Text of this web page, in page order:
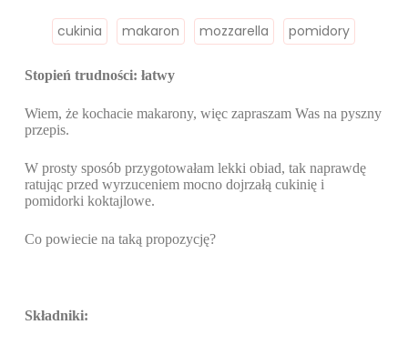
cukinia makaron mozzarella pomidory
Stopień trudności: łatwy
Wiem, że kochacie makarony, więc zapraszam Was na pyszny
przepis.
W prosty sposób przygotowałam lekki obiad, tak naprawdę
ratując przed wyrzuceniem mocno dojrzałą cukinię i
pomidorki koktajlowe.
Co powiecie na taką propozycję?
Składniki: